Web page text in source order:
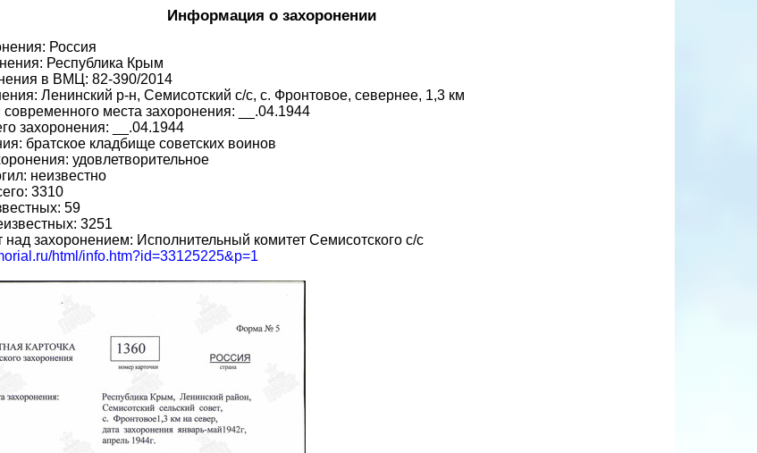
Информация о захоронении
Россия
Республика Крым
в ВМЦ: 82-390/2014
Ленинский р-н, Семисотский с/с, с. Фронтовое, севернее, 1,3 км
современного места захоронения: __.04.1944
захоронения: __.04.1944
братское кладбище советских воинов
удовлетворительное
неизвестно
3310
59
3251
над захоронением: Исполнительный комитет Семисотского с/с
html/info.htm?id=33125225&p=1